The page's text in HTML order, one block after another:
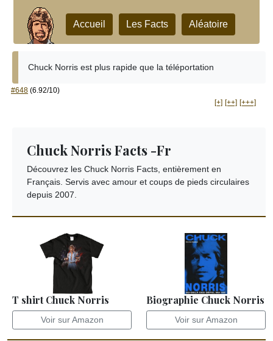
Accueil Les Facts Aléatoire
Chuck Norris est plus rapide que la téléportation
#648 (6.92/10)
[+] [++] [+++]
Chuck Norris Facts -Fr
Découvrez les Chuck Norris Facts, entièrement en
Français. Servis avec amour et coups de pieds circulaires
depuis 2007.
T shirt Chuck Norris
Voir sur Amazon
Biographie Chuck Norris
Voir sur Amazon